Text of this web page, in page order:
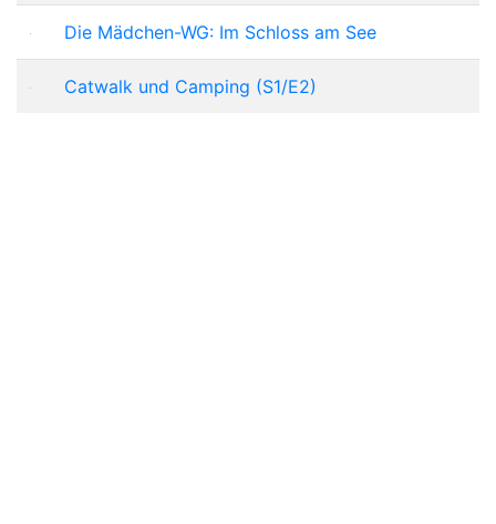
Die Mädchen-WG: Im Schloss am See
Catwalk und Camping (S1/E2)